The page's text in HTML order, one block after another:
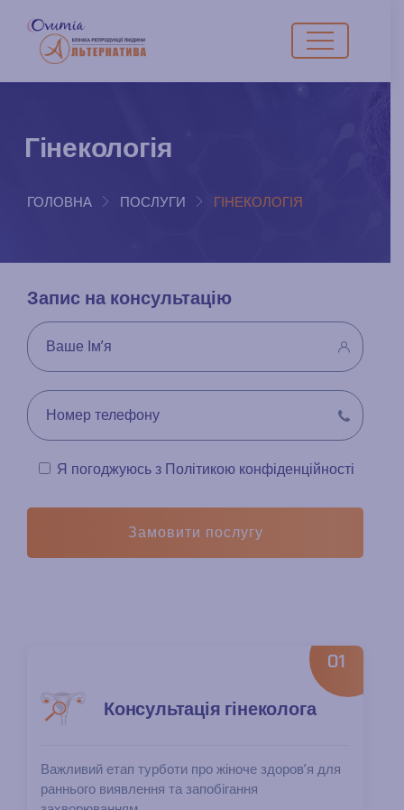
Гінекологія
ГОЛОВНА ПОСЛУГИ ГІНЕКОЛОГІЯ
Запис на консультацію
Я погоджуюсь з Політикою конфіденційності
Замовити послугу
01
Консультація гінеколога
Важливий етап турботи про жіноче здоров’я для
раннього виявлення та запобігання